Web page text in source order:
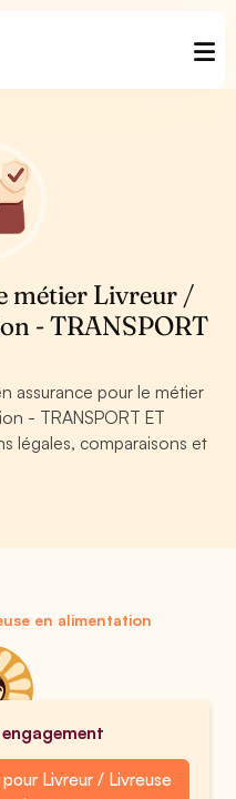
métier Livreur /
- TRANSPORT
assurance pour le métier
- TRANSPORT ET
légales, comparaisons et
en alimentation
Livreur / Livreuse